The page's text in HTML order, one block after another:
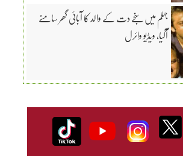
جہلم میں سنجے دت کے والد کا آبائی گھر سامنے
آگیا، ویڈیو وائرل